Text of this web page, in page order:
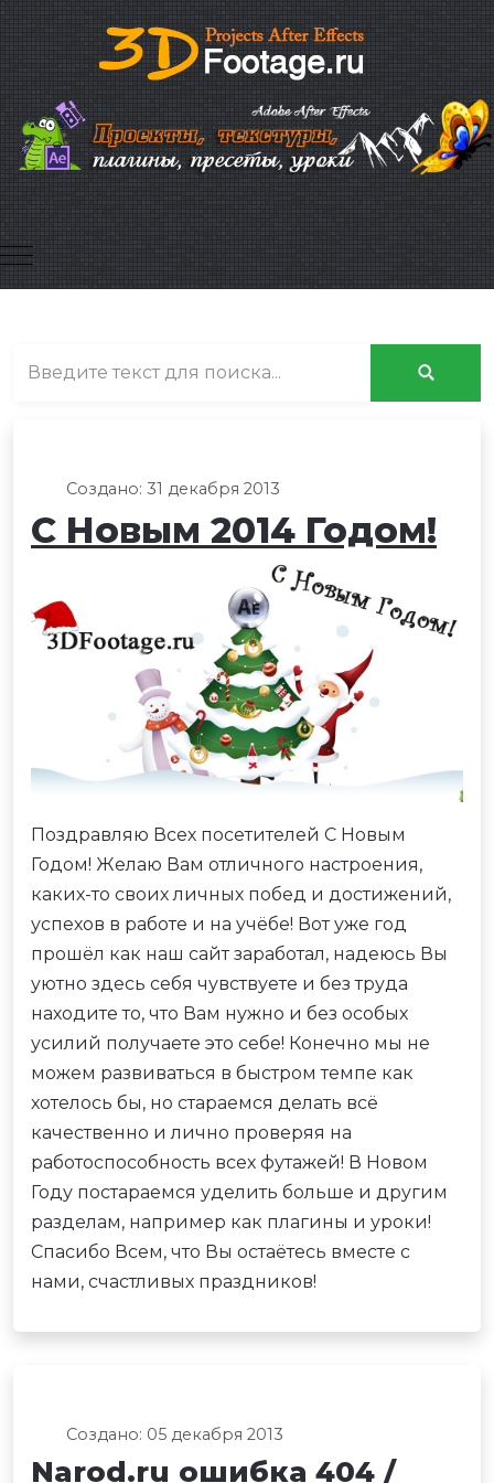
Mobile Menu Toggle
Создано: 31 декабря 2013
С Новым 2014 Годом!
Поздравляю Всех посетителей С Новым
Годом! Желаю Вам отличного настроения,
каких-то своих личных побед и достижений,
успехов в работе и на учёбе! Вот уже год
прошёл как наш сайт заработал, надеюсь Вы
уютно здесь себя чувствуете и без труда
находите то, что Вам нужно и без особых
усилий получаете это себе! Конечно мы не
можем развиваться в быстром темпе как
хотелось бы, но стараемся делать всё
качественно и лично проверяя на
работоспособность всех футажей! В Новом
Году постараемся уделить больше и другим
разделам, например как плагины и уроки!
Спасибо Всем, что Вы остаётесь вместе с
нами, счастливых праздников!
Создано: 05 декабря 2013
Narod.ru ошибка 404 /